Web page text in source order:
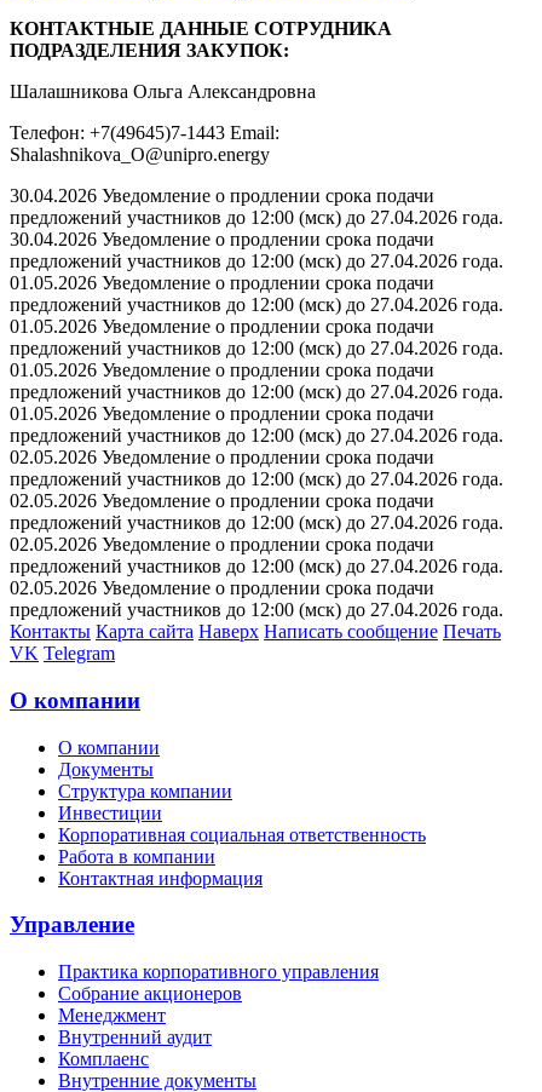
КОНТАКТНЫЕ ДАННЫЕ СОТРУДНИКА
ПОДРАЗДЕЛЕНИЯ ЗАКУПОК:
Шалашникова Ольга Александровна
Телефон: +7(49645)7-1443 Email:
Shalashnikova_O@unipro.energy
30.04.2026 Уведомление о продлении срока подачи
предложений участников до 12:00 (мск) до 27.04.2026 года.
30.04.2026 Уведомление о продлении срока подачи
предложений участников до 12:00 (мск) до 27.04.2026 года.
01.05.2026 Уведомление о продлении срока подачи
предложений участников до 12:00 (мск) до 27.04.2026 года.
01.05.2026 Уведомление о продлении срока подачи
предложений участников до 12:00 (мск) до 27.04.2026 года.
01.05.2026 Уведомление о продлении срока подачи
предложений участников до 12:00 (мск) до 27.04.2026 года.
01.05.2026 Уведомление о продлении срока подачи
предложений участников до 12:00 (мск) до 27.04.2026 года.
02.05.2026 Уведомление о продлении срока подачи
предложений участников до 12:00 (мск) до 27.04.2026 года.
02.05.2026 Уведомление о продлении срока подачи
предложений участников до 12:00 (мск) до 27.04.2026 года.
02.05.2026 Уведомление о продлении срока подачи
предложений участников до 12:00 (мск) до 27.04.2026 года.
02.05.2026 Уведомление о продлении срока подачи
предложений участников до 12:00 (мск) до 27.04.2026 года.
Контакты Карта сайта Наверх Написать сообщение Печать
VK Telegram
О компании
О компании
Документы
Структура компании
Инвестиции
Корпоративная социальная ответственность
Работа в компании
Контактная информация
Управление
Практика корпоративного управления
Собрание акционеров
Менеджмент
Внутренний аудит
Комплаенс
Внутренние документы